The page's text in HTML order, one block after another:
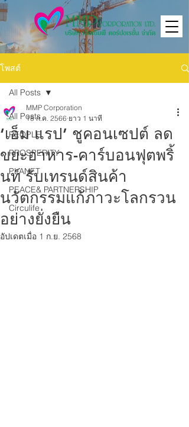
โพสต์
All Posts
PEOPLE
PROSPERITY
PLANET
PEACE& PARTNERSHIP
Circulife
All Posts
‘เอ็ม แรป’ ชูคอนเซปต์ ลด
ขยะอาหาร-คาร์บอนฟุตพริ้
นท์ รับเทรนด์สินค้า
นวัตกรรมแก้ภาวะโลกรวน
อย่างยั่งยืน
MMP Corporation
18 ก.ค. 2566 ยาว 1 นาที
อัปเดตเมื่อ 1 ก.ย. 2568